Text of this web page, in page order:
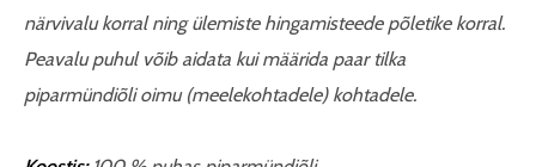
närvivalu korral ning ülemiste hingamisteede põletike korral.
Peavalu puhul võib aidata kui määrida paar tilka
piparmündiõli oimu (meelekohtadele) kohtadele.